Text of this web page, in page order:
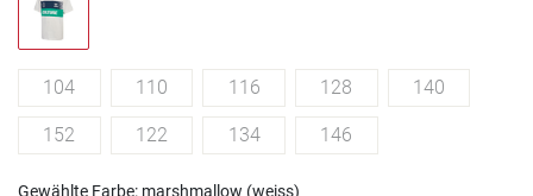
104 110 116 128 140
152 122 134 146
Gewählte Farbe: marshmallow (weiss)